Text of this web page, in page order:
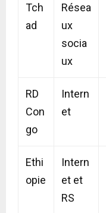
Tch
ad
Résea
ux
socia
ux
RD
Con
go
Intern
et
Ethi
opie
Intern
et et
RS